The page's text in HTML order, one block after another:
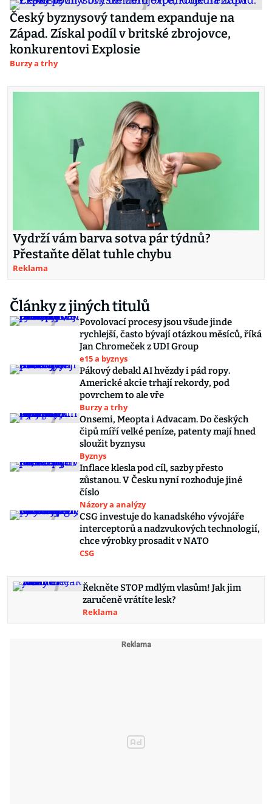
Český byznysový tandem expanduje na
Západ. Získal podíl v britské zbrojovce,
konkurentovi Explosie
Burzy a trhy
Vydrží vám barva sotva pár týdnů?
Přestaňte dělat tuhle chybu
Reklama
Články z jiných titulů
Povolovací procesy jsou všude jinde
rychlejší, často bývají otázkou měsíců, říká
Jan Chromeček z UDI Group
e15 a byznys
Pákový debakl AI hvězdy i pád ropy.
Americké akcie trhají rekordy, pod
povrchem to ale vře
Burzy a trhy
Onsemi, Meopta i Advacam. Do českých
čipů míří velké peníze, patenty mají hned
sloužit byznysu
Byznys
Inflace klesla pod cíl, sazby přesto
zůstanou. V Česku nyní rozhoduje jiné
číslo
Názory a analýzy
CSG investuje do kanadského vývojáře
interceptorů a nadzvukových technologií,
chce výrobky prosadit v NATO
CSG
Řekněte STOP mdlým vlasům! Jak jim
zaručeně vrátíte lesk?
Reklama